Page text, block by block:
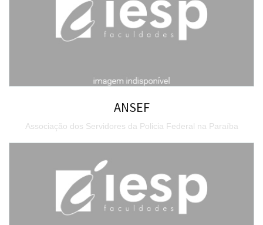
ANSEF
Associação dos Servidores da Policia Federal na Paraíba